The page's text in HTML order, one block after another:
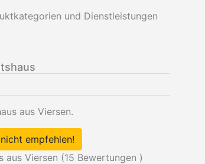
und Dienstleistungen
aus Viersen.
empfehlen!
aus Viersen (15 Bewertungen )